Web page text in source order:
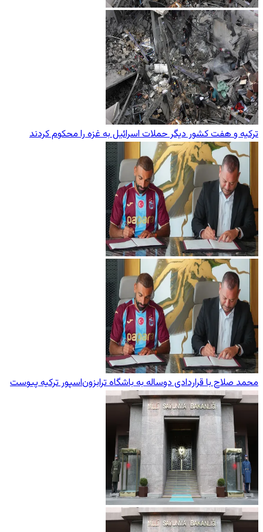
ترکیه و هفت کشور دیگر حملات اسرائیل به غزه را محکوم کردند
محمد صلاح با قراردادی دوساله به باشگاه ترابزون‌اسپور ترکیه پیوست